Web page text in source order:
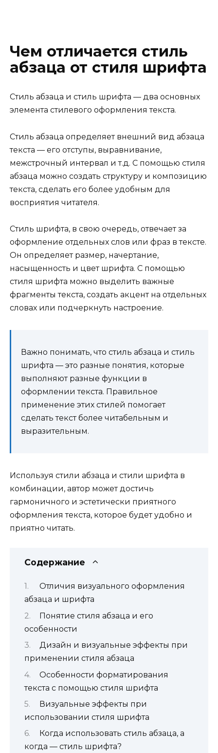
Чем отличается стиль
абзаца от стиля шрифта
Стиль абзаца и стиль шрифта — два основных
элемента стилевого оформления текста.
Стиль абзаца определяет внешний вид абзаца
текста — его отступы, выравнивание,
межстрочный интервал и т.д. С помощью стиля
абзаца можно создать структуру и композицию
текста, сделать его более удобным для
восприятия читателя.
Стиль шрифта, в свою очередь, отвечает за
оформление отдельных слов или фраз в тексте.
Он определяет размер, начертание,
насыщенность и цвет шрифта. С помощью
стиля шрифта можно выделить важные
фрагменты текста, создать акцент на отдельных
словах или подчеркнуть настроение.
Важно понимать, что стиль абзаца и стиль
шрифта — это разные понятия, которые
выполняют разные функции в
оформлении текста. Правильное
применение этих стилей помогает
сделать текст более читабельным и
выразительным.
Используя стили абзаца и стили шрифта в
комбинации, автор может достичь
гармоничного и эстетически приятного
оформления текста, которое будет удобно и
приятно читать.
Содержание
Отличия визуального оформления
абзаца и шрифта
Понятие стиля абзаца и его
особенности
Дизайн и визуальные эффекты при
применении стиля абзаца
Особенности форматирования
текста с помощью стиля шрифта
Визуальные эффекты при
использовании стиля шрифта
Когда использовать стиль абзаца, а
когда — стиль шрифта?